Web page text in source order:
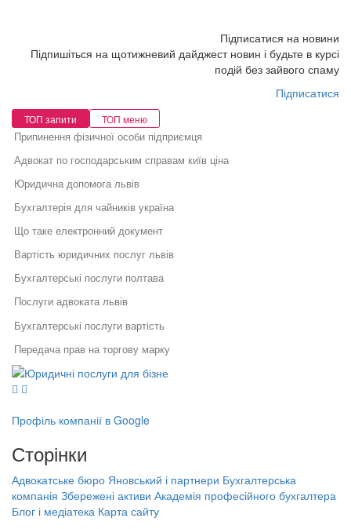
Підписатися на новини
Підпишіться на щотижневий дайджест новин і будьте в курсі
подій без зайвого спаму
Підписатися
ТОП запити ТОП меню
Припинення фізичної особи підприємця
Адвокат по господарським справам київ ціна
Юридична допомога львів
Бухгалтерія для чайників україна
Що таке електронний документ
Вартість юридичних послуг львів
Бухгалтерські послуги полтава
Послуги адвоката львів
Бухгалтерські послуги вартість
Передача прав на торгову марку
Ліцензія моз україни на медичну практику
Пдв для чайників
Ліквідація підприємства київ
Розблокування податкових накладних через суд
Комерційна таємниця
Цивільно правовий договір з фізичною особою
Юридичні послуги для бізнесу
Послуги адвоката
власності
Правовий захист електронної
Реєстрація, структурування,
Бухгалтерська компанія Збережені
активи
Академія професійного бухгалтера
фахівців
Порядок звільнення директора
Профіль компанії в Google
Сторінки
Адвокатське бюро Яновський і партнери Бухгалтерська
компанія Збережені активи Академія професійного бухгалтера
Блог і медіатека Карта сайту